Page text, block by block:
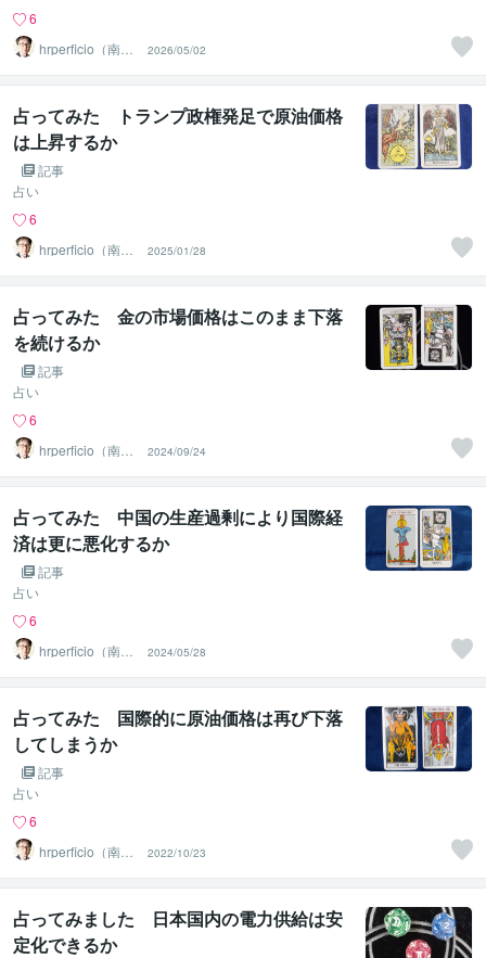
6
hrperficio（南仙
台の父）
2026/05/02
占ってみた トランプ政権発足で原油価格
は上昇するか
記事
占い
6
hrperficio（南仙
台の父）
2025/01/28
占ってみた 金の市場価格はこのまま下落
を続けるか
記事
占い
6
hrperficio（南仙
台の父）
2024/09/24
占ってみた 中国の生産過剰により国際経
済は更に悪化するか
記事
占い
6
hrperficio（南仙
台の父）
2024/05/28
占ってみた 国際的に原油価格は再び下落
してしまうか
記事
占い
6
hrperficio（南仙
台の父）
2022/10/23
占ってみました 日本国内の電力供給は安
定化できるか